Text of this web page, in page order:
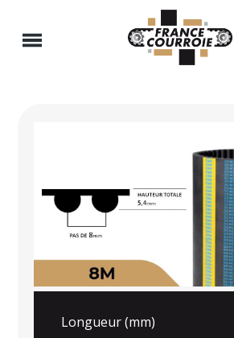
Longueur (mm)
Panneau de gestion des cookies